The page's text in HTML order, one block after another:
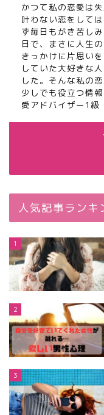
かつて私の恋愛は
叶わない恋をして
ず毎日もがき苦し
日で、まさに人生
きっかけに片思い
していた大好きな
した。そんな私の
少しでも役立つ情
愛アドバイザー1級
人気記事ランキ
1
2
3